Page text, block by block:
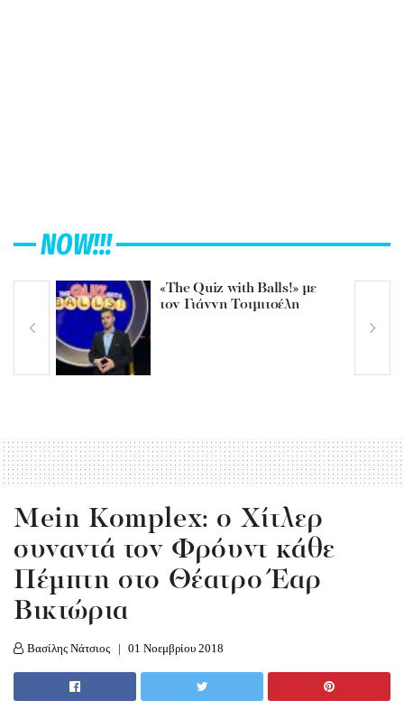
NOW!!!
«The Quiz with Balls!» με
τον Γιάννη Τσιμιτσέλη
Mein Komplex: ο Χίτλερ
συναντά τον Φρόυντ κάθε
Πέμπτη στο Θέατρο Έαρ
Βικτώρια
Βασίλης Νάτσιος 01 Νοεμβρίου 2018